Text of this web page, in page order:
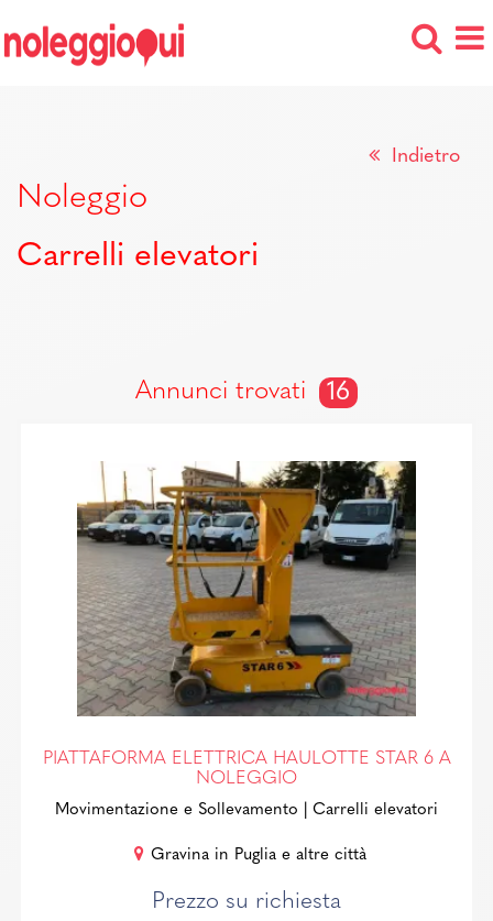
Indietro
Noleggio
Carrelli elevatori
Annunci trovati 16
PIATTAFORMA ELETTRICA HAULOTTE STAR 6 A
NOLEGGIO
Movimentazione e Sollevamento | Carrelli elevatori
Gravina in Puglia e altre città
Prezzo su richiesta